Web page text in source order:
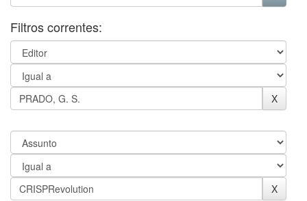
Filtros correntes: